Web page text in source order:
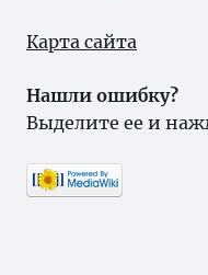
Карта сайта
Нашли ошибку?
Выделите ее и